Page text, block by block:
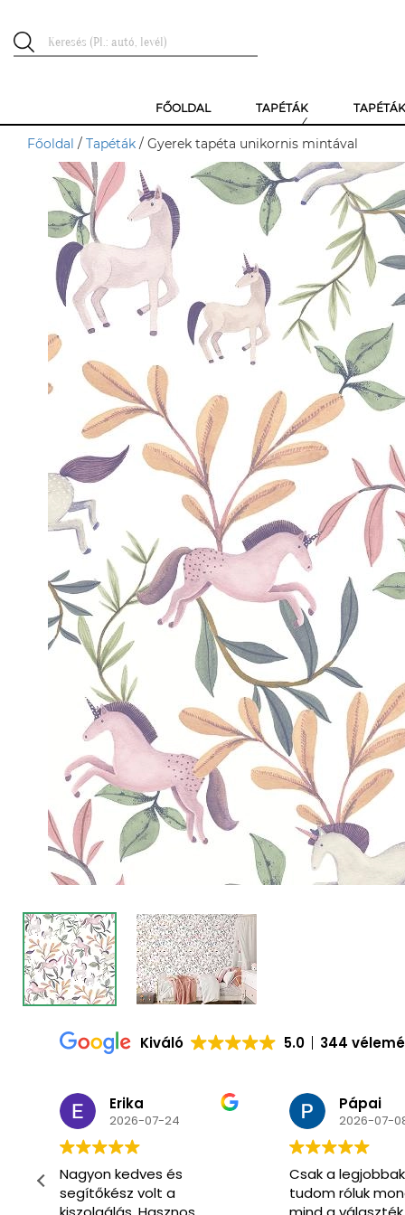
FŐOLDAL TAPÉTÁK
Főoldal / Tapéták / Gyerek tapéta unikornis mintával
Kiváló 5.0 344
Pápai
2026-07-08
Csak a legjobbakat
tudom róluk mondani
Csaba
2026-07-
Már másodszor
vásároltunk itt.